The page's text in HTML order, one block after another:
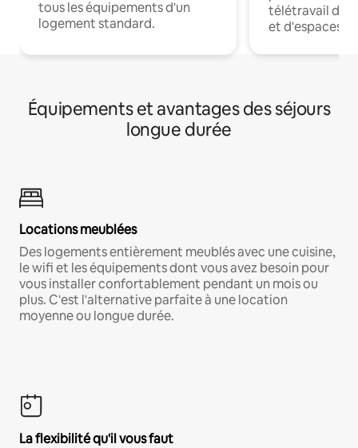
tous les équipements d'un
logement standard.
télétravail
et d'espaces
Équipements et avantages des séjours
longue durée
Locations meublées
Des logements entièrement meublés avec une cuisine,
le wifi et les équipements dont vous avez besoin pour
vous installer confortablement pendant un mois ou
plus. C'est l'alternative parfaite à une location
moyenne ou longue durée.
La flexibilité qu'il vous faut